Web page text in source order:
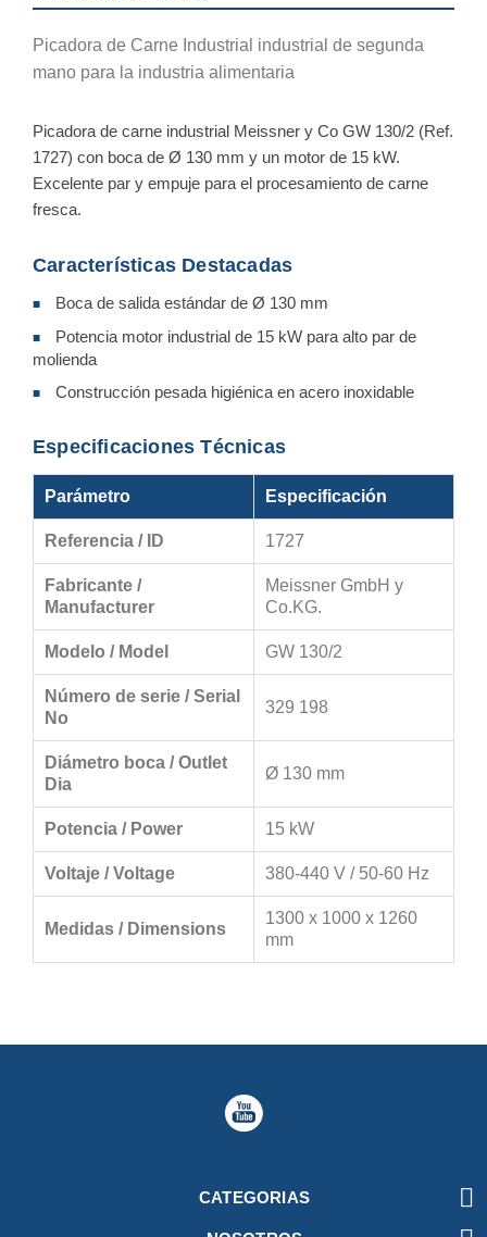
Picadora de Carne Industrial industrial de segunda
mano para la industria alimentaria
Picadora de carne industrial Meissner y Co GW 130/2 (Ref.
1727) con boca de Ø 130 mm y un motor de 15 kW.
Excelente par y empuje para el procesamiento de carne
fresca.
Características Destacadas
■ Boca de salida estándar de Ø 130 mm
■
Potencia motor industrial de 15 kW para alto par de
molienda
■ Construcción pesada higiénica en acero inoxidable
Especificaciones Técnicas
Parámetro Especificación
Referencia / ID 1727
Fabricante /
Manufacturer
Meissner GmbH y
Co.KG.
Modelo / Model GW 130/2
Número de serie / Serial
No
329 198
Diámetro boca / Outlet
Dia
Ø 130 mm
Potencia / Power 15 kW
Voltaje / Voltage 380-440 V / 50-60 Hz
Medidas / Dimensions
1300 x 1000 x 1260
mm
CATEGORIAS 